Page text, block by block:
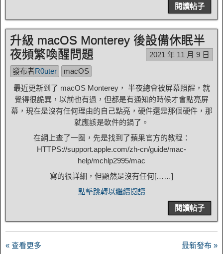
閱讀帖子
升級 macOS Monterey 後設備休眠半
夜頻繁喚醒問題
2021 年 11 月 9 日
發布者R0uter
macOS
最近更新到了 macOS Monterey， 半夜總會被屏幕照醒，就
覺得很詭異，以前也有過，但都是有通知的時候才會點亮屏
幕，現在是沒有任何理由的自己點亮，硬件還是那個硬件，那
就應該是軟件的鍋了。
在網上查了一圈，先是找到了蘋果官方的教程：
HTTPS://support.apple.com/zh-cn/guide/mac-
help/mchlp2995/mac
寫的很詳細，但顯然是沒有任何[……]
點擊跳轉以繼續閱讀
閱讀帖子
« 查看更多 最新發布 »